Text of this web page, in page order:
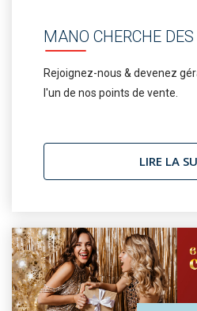
MANO CHERCHE
Rejoignez-nous & devenez
l'un de nos points de vente.
LIRE LA